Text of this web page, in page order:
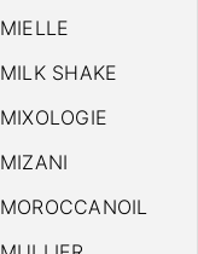
MIELLE
MILK SHAKE
MIXOLOGIE
MIZANI
MOROCCANOIL